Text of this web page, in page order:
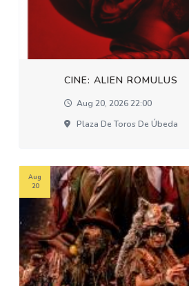
CINE: ALIEN ROMULUS
Aug 20, 2026 22:00
Plaza De Toros De Úbeda
Aug
20